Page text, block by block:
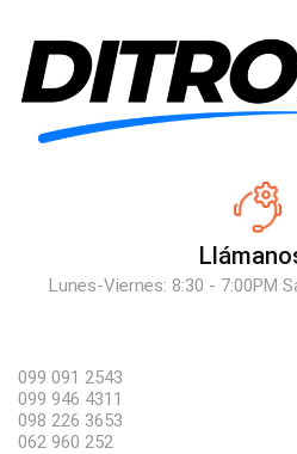
Lunes-Viernes: 8:30 - 7:00PM
099 091 2543
099 946 4311
098 226 3653
062 960 252